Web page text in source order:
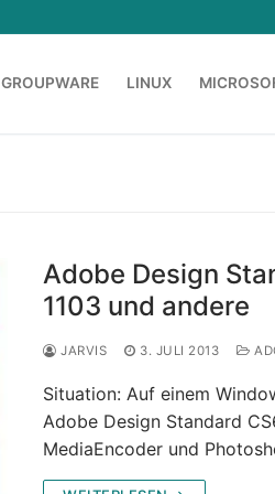
GROUPWARE LINUX
Adobe Design
1103 und andere
JARVIS 3. JULI 2013
Situation: Auf einem
Adobe Design Standard
MediaEncoder und